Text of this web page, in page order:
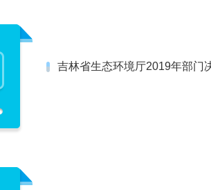
吉林省生态环境厅2019年部门